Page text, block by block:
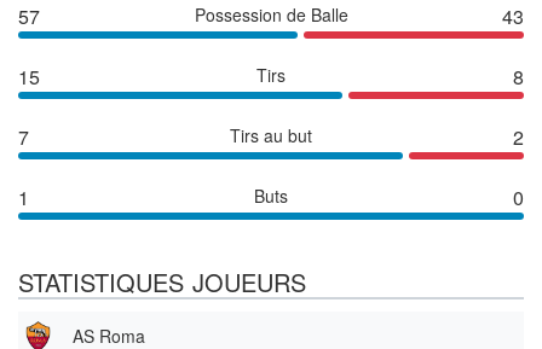
57 Possession de Balle 43
15 Tirs 8
7 Tirs au but 2
1 Buts 0
STATISTIQUES JOUEURS
AS Roma